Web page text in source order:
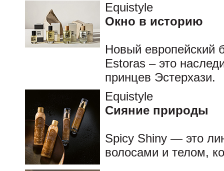
Equistyle
Окно в историю
Новый
Estoras – это
принцев Эстерхази.
Equistyle
Сияние природы
Spicy Shiny — это
волосами и телом,